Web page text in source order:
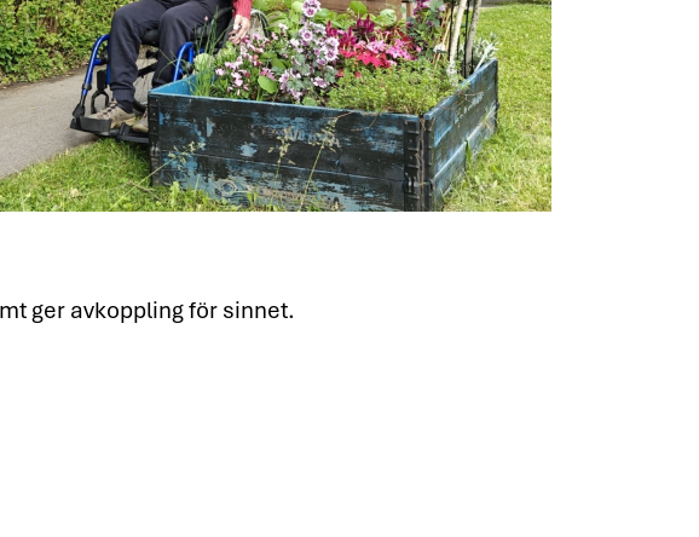
ger avkoppling för sinnet.